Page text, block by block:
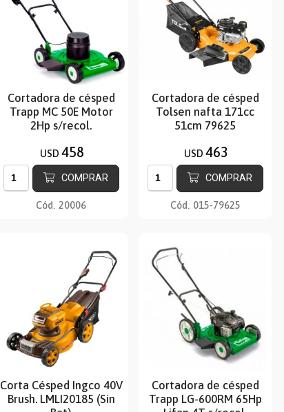
Cortadora de césped
Trapp MC 50E Motor
2Hp s/recol.
USD 458
COMPRAR
Cód. 20006
Cortadora de césped
Tolsen nafta 171cc
51cm 79625
USD 463
COMPRAR
Cód. 015-79625
Corta Césped Ingco 40V
Brush. LMLI20185 (Sin
Cortadora de césped
Trapp LG-600RM 65Hp